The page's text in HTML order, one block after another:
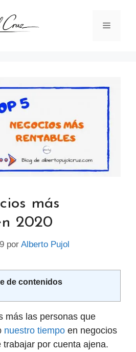
Menú
más
2020
por Alberto Pujol
de contenidos
más las personas que
nuestro tiempo en negocios
trabajar por cuenta ajena.